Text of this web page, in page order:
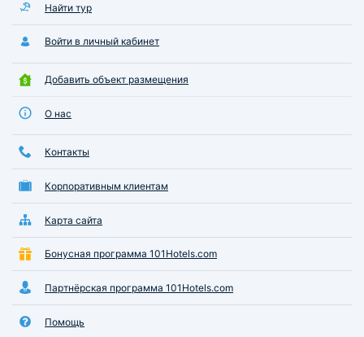
Найти тур
Войти в личный кабинет
Добавить объект размещения
О нас
Контакты
Корпоративным клиентам
Карта сайта
Бонусная программа 101Hotels.com
Партнёрская программа 101Hotels.com
Помощь